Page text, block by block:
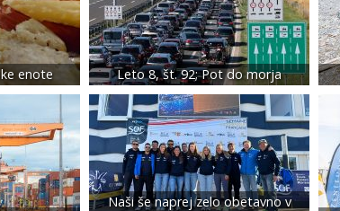
enote Leto 8, št. 92; Pot do morja
Naši še naprej zelo obetavno v